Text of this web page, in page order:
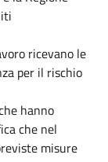
ricevano le
per il rischio
hanno
che nel
misure